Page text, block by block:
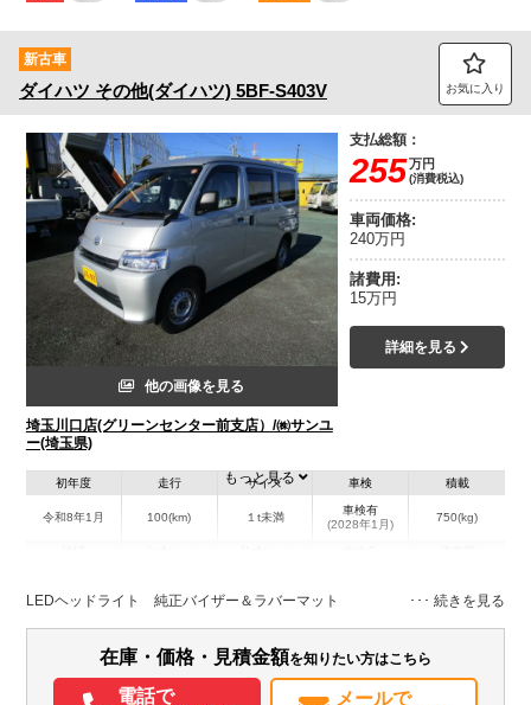
トラック市FC会員専用ページはこちら
ログイン
新古車
ダイハツ その他(ダイハツ) 5BF-S403V お気に入り
他の画像を見る
埼玉川口店(グリーンセンター前支店）/㈱サンユ
ー(埼玉県)
支払総額：
255万円
(消費税込)
車両価格:
240万円
諸費用:
15万円
詳細を見る
初年度
令和8年1月
走行
100(km)
サイズ
１t未満
車検
車検有
(2028年1月)
積載
750(kg)
エアコン パワステ パワーウィンドウ ABS エアバッグ
集中ドアロック
記録簿（一部含む）
取扱説明書（一部含む） メンテナンスノート（保証書）
もっと見る
LEDヘッドライト 純正バイザー＆ラバーマット
在庫・価格・見積金額を知りたい方はこちら
電話で
メールで